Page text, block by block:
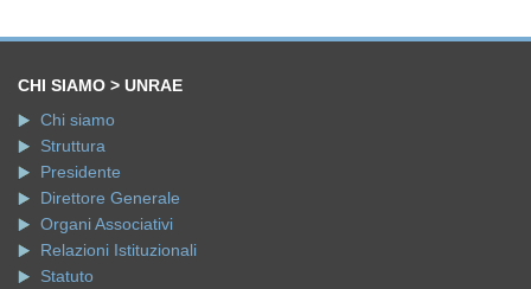
CHI SIAMO > UNRAE
Chi siamo
Struttura
Presidente
Direttore Generale
Organi Associativi
Relazioni Istituzionali
Statuto